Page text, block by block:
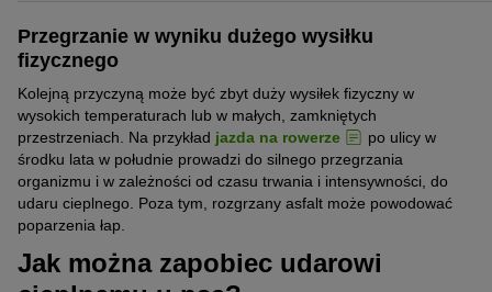
Przegrzanie w wyniku dużego wysiłku
fizycznego
Kolejną przyczyną może być zbyt duży wysiłek fizyczny w
wysokich temperaturach lub w małych, zamkniętych
przestrzeniach. Na przykład jazda na rowerze
po ulicy w
środku lata w południe prowadzi do silnego przegrzania
organizmu i w zależności od czasu trwania i intensywności, do
udaru cieplnego. Poza tym, rozgrzany asfalt może powodować
poparzenia łap.
Jak można zapobiec udarowi